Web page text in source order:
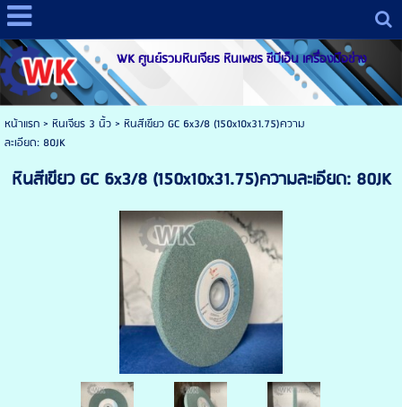
WK ศูนย์รวมหินเจียร หินเพชร ซีบีเอ็น เครื่องมือช่าง
หน้าแรก> หินเจียร 3 นิ้ว> หินสีเขียว GC 6x3/8 (150x10x31.75)ความ
ละเอียด: 80JK
หินสีเขียว GC 6x3/8 (150x10x31.75)ความละเอียด: 80JK